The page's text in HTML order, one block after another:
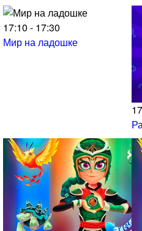
17:10 - 17:30
Мир на ладошке